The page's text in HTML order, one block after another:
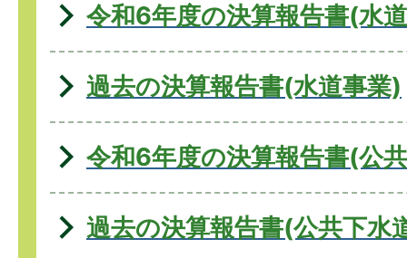
令和6年度の決算報告書(水
過去の決算報告書(水道事業)
令和6年度の決算報告書(公
過去の決算報告書(公共下水